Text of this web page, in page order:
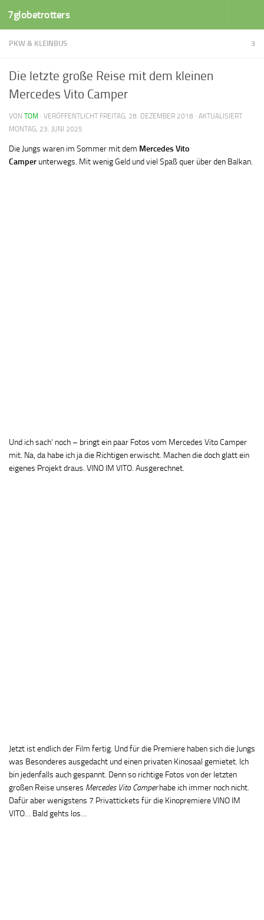
Zum Inhalt springen
7globetrotters
PKW & KLEINBUS 3
Die letzte große Reise mit dem kleinen
Mercedes Vito Camper
VON TOM · VERÖFFENTLICHT FREITAG, 28. DEZEMBER 2018 · AKTUALISIERT
MONTAG, 23. JUNI 2025
Die Jungs waren im Sommer mit dem Mercedes Vito
Camper unterwegs. Mit wenig Geld und viel Spaß quer über den Balkan.
Und ich sach‘ noch – bringt ein paar Fotos vom Mercedes Vito Camper
mit. Na, da habe ich ja die Richtigen erwischt. Machen die doch glatt ein
eigenes Projekt draus. VINO IM VITO. Ausgerechnet.
Jetzt ist endlich der Film fertig. Und für die Premiere haben sich die Jungs
was Besonderes ausgedacht und einen privaten Kinosaal gemietet. Ich
bin jedenfalls auch gespannt. Denn so richtige Fotos von der letzten
großen Reise unseres Mercedes Vito Camperhabe ich immer noch nicht.
Dafür aber wenigstens 7 Privattickets für die Kinopremiere VINO IM
VITO… Bald gehts los…